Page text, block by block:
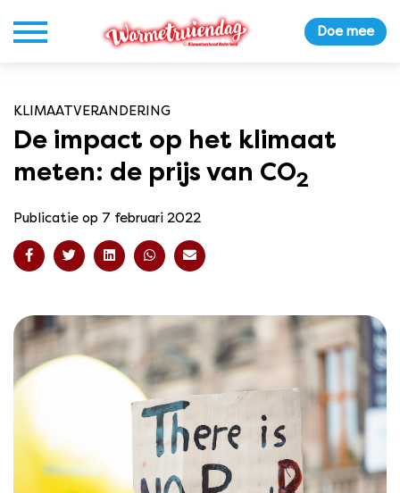
Doe mee
KLIMAATVERANDERING
De impact op het klimaat
meten: de prijs van CO2
Publicatie op 7 februari 2022